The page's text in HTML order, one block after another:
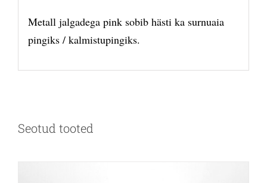
Metall jalgadega pink sobib hästi ka surnuaia
pingiks / kalmistupingiks.
Seotud tooted